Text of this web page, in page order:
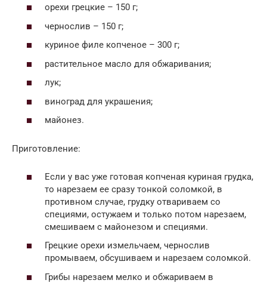
орехи грецкие – 150 г;
чернослив – 150 г;
куриное филе копченое – 300 г;
растительное масло для обжаривания;
лук;
виноград для украшения;
майонез.
Приготовление:
Если у вас уже готовая копченая куриная грудка,
то нарезаем ее сразу тонкой соломкой, в
противном случае, грудку отвариваем со
специями, остужаем и только потом нарезаем,
смешиваем с майонезом и специями.
Грецкие орехи измельчаем, чернослив
промываем, обсушиваем и нарезаем соломкой.
Грибы нарезаем мелко и обжариваем в